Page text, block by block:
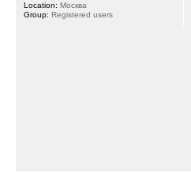
Location: Москва
Group: Registered users